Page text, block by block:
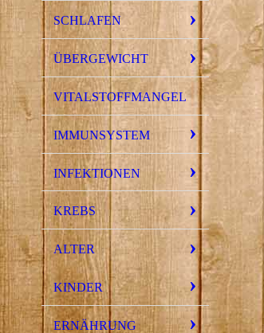
SCHLAFEN
ÜBERGEWICHT
VITALSTOFFMANGEL
IMMUNSYSTEM
INFEKTIONEN
KREBS
ALTER
KINDER
ERNÄHRUNG